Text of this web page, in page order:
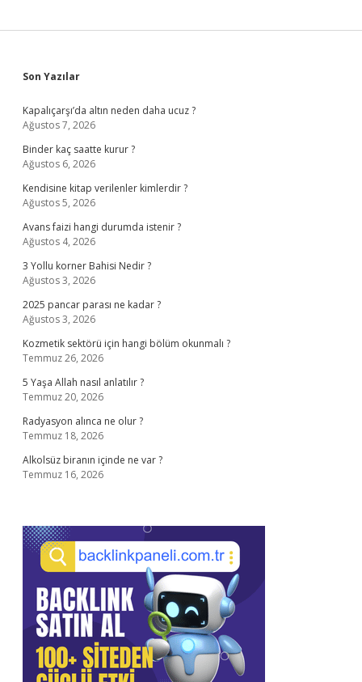
Sidebar
Son Yazılar
Kapalıçarşı’da altın neden daha ucuz ?
Ağustos 7, 2026
Binder kaç saatte kurur ?
Ağustos 6, 2026
Kendisine kitap verilenler kimlerdir ?
Ağustos 5, 2026
Avans faizi hangi durumda istenir ?
Ağustos 4, 2026
3 Yollu korner Bahisi Nedir ?
Ağustos 3, 2026
2025 pancar parası ne kadar ?
Ağustos 3, 2026
Kozmetik sektörü için hangi bölüm okunmalı ?
Temmuz 26, 2026
5 Yaşa Allah nasıl anlatılır ?
Temmuz 20, 2026
Radyasyon alınca ne olur ?
Temmuz 18, 2026
Alkolsüz biranın içinde ne var ?
Temmuz 16, 2026